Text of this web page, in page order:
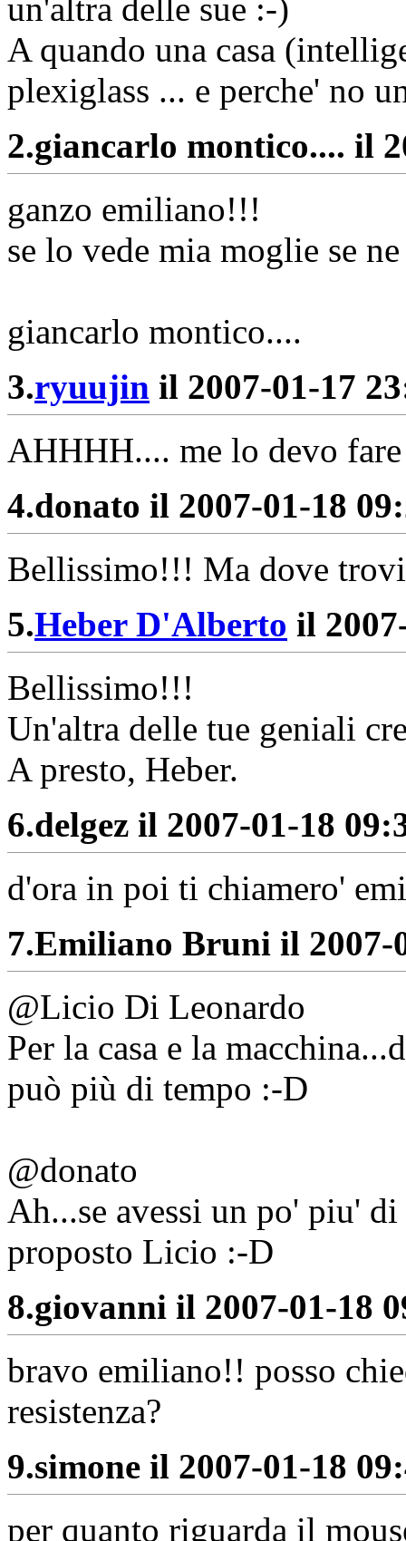
un'altra delle sue :-)
A quando una casa
plexiglass ... e perche' no
2.giancarlo montico.... il
ganzo emiliano!!!
se lo vede mia moglie se
giancarlo montico....
3.ryuujin il 2007-01-17
AHHHH.... me lo devo
4.donato il 2007-01-18
Bellissimo!!! Ma dove trovi
5.Heber D'Alberto il
Bellissimo!!!
Un'altra delle tue geniali
A presto, Heber.
6.delgez il 2007-01-18
d'ora in poi ti chiamero'
7.Emiliano Bruni il 2007-
@Licio Di Leonardo
Per la casa e la
può più di tempo :-D
@donato
Ah...se avessi un po' piu'
proposto Licio :-D
8.giovanni il 2007-01-18
bravo emiliano!! posso
resistenza?
9.simone il 2007-01-18
per quanto riguarda il